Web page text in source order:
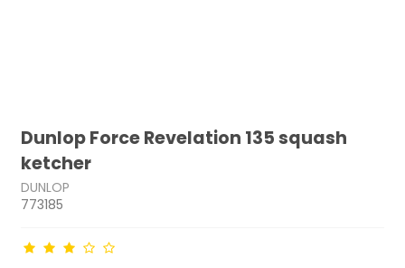
Dunlop Force Revelation 135 squash
ketcher
DUNLOP
773185